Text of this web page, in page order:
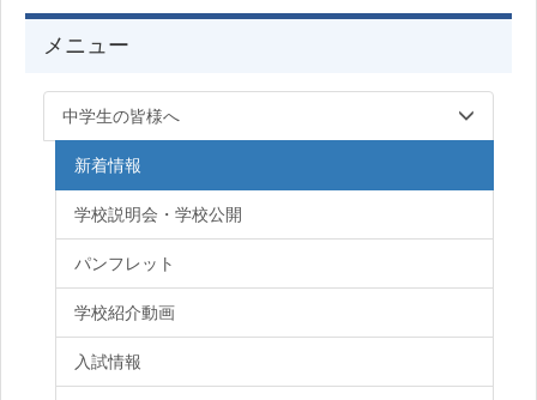
メニュー
中学生の皆様へ
新着情報
学校説明会・学校公開
パンフレット
学校紹介動画
入試情報